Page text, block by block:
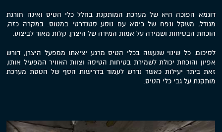
דוגמא הפוכה היא של מערכת המותקנת בחלל כלי הטיס ואינה חורגת
מגודל, משקל ונפח של כיסא עם נוסע סטנדרטי במטוס. במקרה כזה,
הוכחת הבטיחות ושמירה על אמות המידה של היצרן, קלות מאוד לביצוע.
לסיכום, כל שינוי שנעשה בכלי הטיס מרגע יציאתו ממפעל היצרן, דורש
אפיון והוכחת יכולת לשמירת בטיחות הטיסה וצוות האוויר המפעיל אותו,
זאת ביתר יעילות כאשר נדרש לעמוד בדרישות הסף של הטסת מערכת
מותקנת על גבי כלי הטיס.